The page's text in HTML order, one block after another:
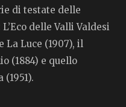
di testate delle
delle Valli Valdesi
La Luce (1907), il
(1884) e quello